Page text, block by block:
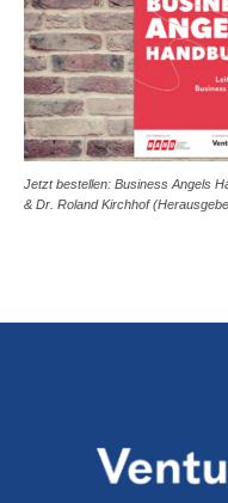
Jetzt bestellen: Business Angels
& Dr. Roland Kirchhof